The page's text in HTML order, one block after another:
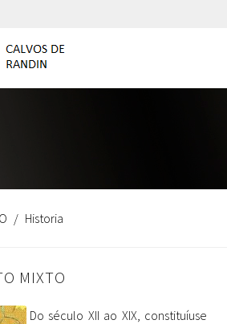
Historia
MIXTO
Do século XII ao XIX, constituíuse